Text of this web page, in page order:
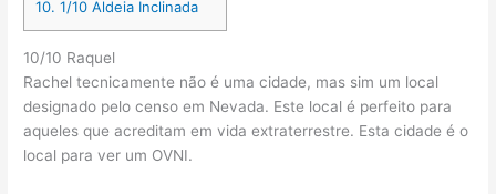
10. 1/10 Aldeia Inclinada
10/10 Raquel
Rachel tecnicamente não é uma cidade, mas sim um local
designado pelo censo em Nevada. Este local é perfeito para
aqueles que acreditam em vida extraterrestre. Esta cidade é o
local para ver um OVNI.